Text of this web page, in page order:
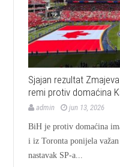
Sjajan rezultat
remi protiv domaćina
admin jun 13, 2026
BiH je protiv domaćina
i iz Toronta ponijela
nastavak SP-a...